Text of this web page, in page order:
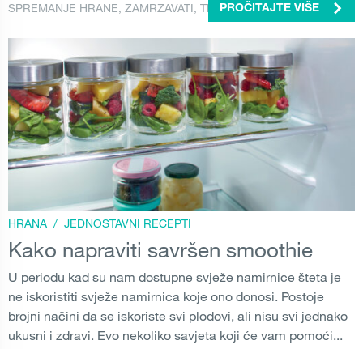
SPREMANJE HRANE, ZAMRZAVATI, TRIKOVI I SAVJETI
PROČITAJTE VIŠE
HRANA / JEDNOSTAVNI RECEPTI
Kako napraviti savršen smoothie
U periodu kad su nam dostupne svježe namirnice šteta je
ne iskoristiti svježe namirnica koje ono donosi. Postoje
brojni načini da se iskoriste svi plodovi, ali nisu svi jednako
ukusni i zdravi. Evo nekoliko savjeta koji će vam pomoći...